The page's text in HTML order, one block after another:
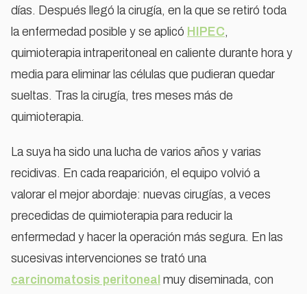
días. Después llegó la cirugía, en la que se retiró toda
la enfermedad posible y se aplicó HIPEC,
quimioterapia intraperitoneal en caliente durante hora y
media para eliminar las células que pudieran quedar
sueltas. Tras la cirugía, tres meses más de
quimioterapia.
La suya ha sido una lucha de varios años y varias
recidivas. En cada reaparición, el equipo volvió a
valorar el mejor abordaje: nuevas cirugías, a veces
precedidas de quimioterapia para reducir la
enfermedad y hacer la operación más segura. En las
sucesivas intervenciones se trató una
carcinomatosis peritoneal muy diseminada, con